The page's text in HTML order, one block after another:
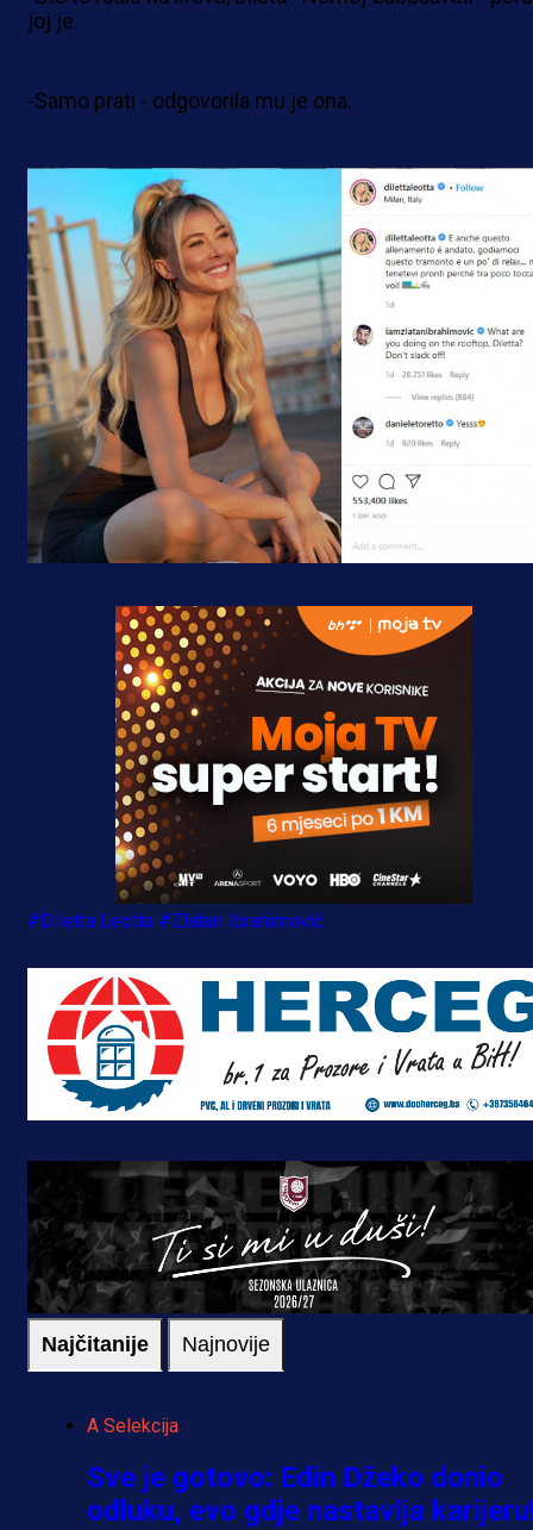
joj je.
-Samo prati - odgovorila mu je ona.
#Diletta Leotta #Zlatan Ibrahimović
Najčitanije Najnovije
A Selekcija
Sve je gotovo: Edin Džeko donio
odluku, evo gdje nastavlja